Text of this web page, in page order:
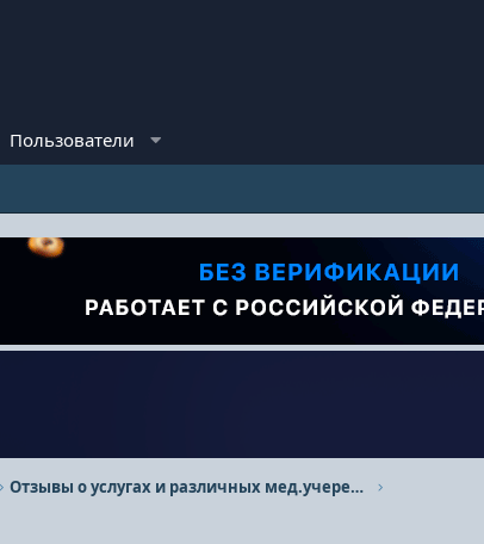
Пользователи
Отзывы о услугах и различных мед.учереждениях.